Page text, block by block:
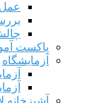
عمل
پاکست
آزمایشگاه
آشپزخانه